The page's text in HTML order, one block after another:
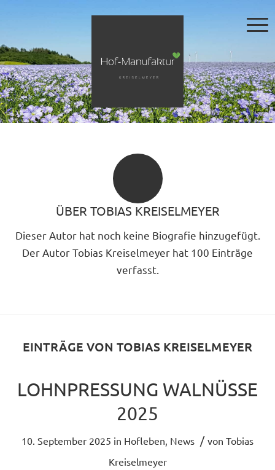
ÜBER TOBIAS KREISELMEYER
Dieser Autor hat noch keine Biografie hinzugefügt.
Der AutorTobias Kreiselmeyer hat 100 Einträge
verfasst.
EINTRÄGE VON TOBIAS KREISELMEYER
LOHNPRESSUNG WALNÜSSE
2025
10. September 2025 in Hofleben News / von Tobias
Kreiselmeyer